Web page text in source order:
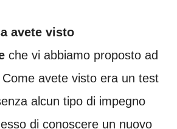
avete visto
che vi abbiamo proposto ad
avete visto era un test
alcun tipo di impegno
di conoscere un nuovo